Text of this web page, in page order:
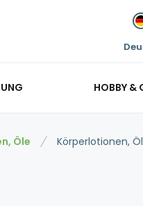
HOBBY &
Öle Körperlotionen,